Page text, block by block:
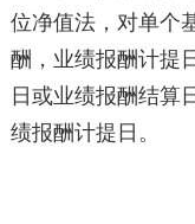
位净值法，对单个
酬，业绩报酬计提
日或业绩报酬结算
绩报酬计提日。